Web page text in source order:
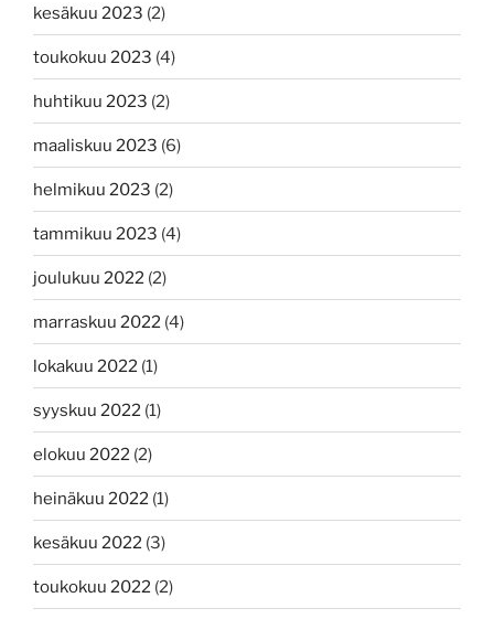
kesäkuu 2023 (2)
toukokuu 2023 (4)
huhtikuu 2023 (2)
maaliskuu 2023 (6)
helmikuu 2023 (2)
tammikuu 2023 (4)
joulukuu 2022 (2)
marraskuu 2022 (4)
lokakuu 2022 (1)
syyskuu 2022 (1)
elokuu 2022 (2)
heinäkuu 2022 (1)
kesäkuu 2022 (3)
toukokuu 2022 (2)